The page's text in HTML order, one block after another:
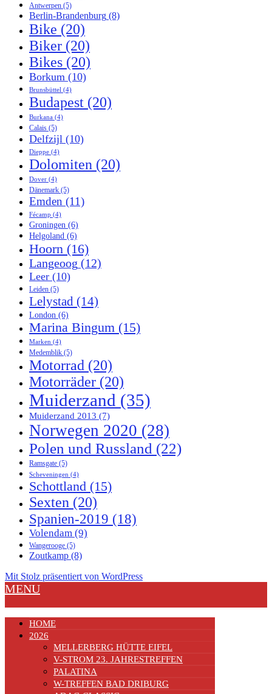
Antwerpen (5)
Berlin-Brandenburg (8)
Bike (20)
Biker (20)
Bikes (20)
Borkum (10)
Brunsbüttel (4)
Budapest (20)
Burkana (4)
Calais (5)
Delfzijl (10)
Dieppe (4)
Dolomiten (20)
Dover (4)
Dänemark (5)
Emden (11)
Fécamp (4)
Groningen (6)
Helgoland (6)
Hoorn (16)
Langeoog (12)
Leer (10)
Leiden (5)
Lelystad (14)
London (6)
Marina Bingum (15)
Marken (4)
Medemblik (5)
Motorrad (20)
Motorräder (20)
Muiderzand (35)
Muiderzand 2013 (7)
Norwegen 2020 (28)
Polen und Russland (22)
Ramsgate (5)
Scheveningen (4)
Schottland (15)
Sexten (20)
Spanien-2019 (18)
Volendam (9)
Wangerooge (5)
Zoutkamp (8)
Mit Stolz präsentiert von WordPress
MENU
HOME
2026
MELLERBERG HÜTTE EIFEL
V-STROM 23. JAHRESTREFFEN
PALATINA
W-TREFFEN BAD DRIBURG